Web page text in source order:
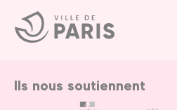
Ville
de
Paris
Ils nous soutiennent